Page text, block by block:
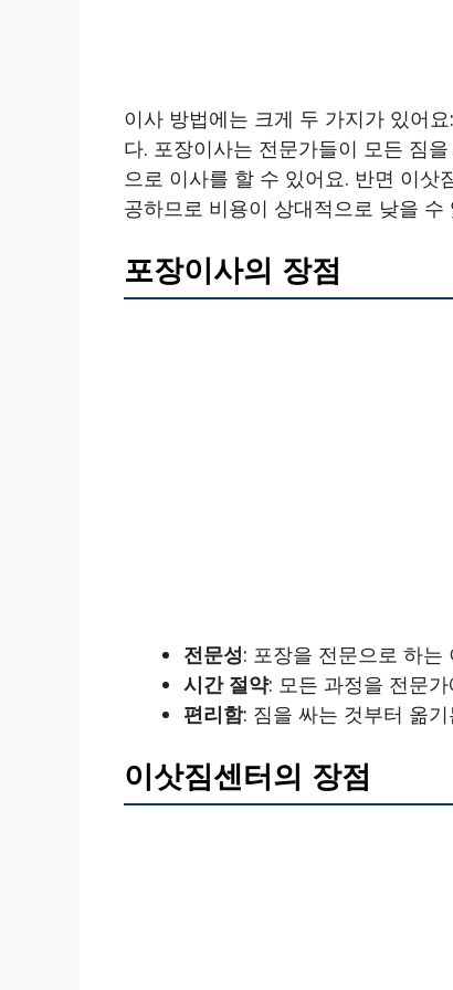
이사 방법에는 크게 두 가지가 있어요:
다. 포장이사는 전문가들이 모든 짐
으로 이사를 할 수 있어요. 반면 이
공하므로 비용이 상대적으로 낮을 수
포장이사의 장점
전문성: 포장을 전문으로 하
시간 절약: 모든 과정을 전문
편리함: 짐을 싸는 것부터 옮
이삿짐센터의 장점